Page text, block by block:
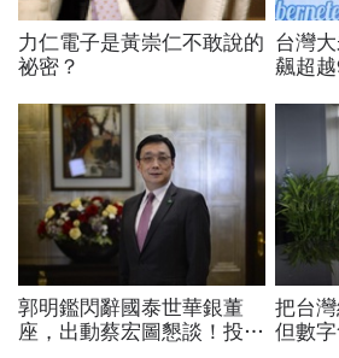
力仁電子是黃崇仁不敢說的
祕密？
台灣
飆超
二哲
去玩AI
郭明鑑閃辭國泰世華銀董
座，出動蔡宏圖懇談！投信
把台
但數